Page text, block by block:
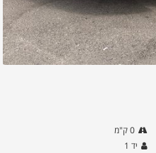
0ק"מ
יד